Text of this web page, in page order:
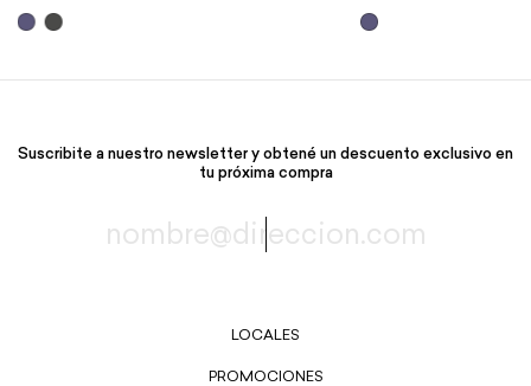
Suscribite a nuestro newsletter y obtené un descuento exclusivo en
tu próxima compra
LOCALES
PROMOCIONES